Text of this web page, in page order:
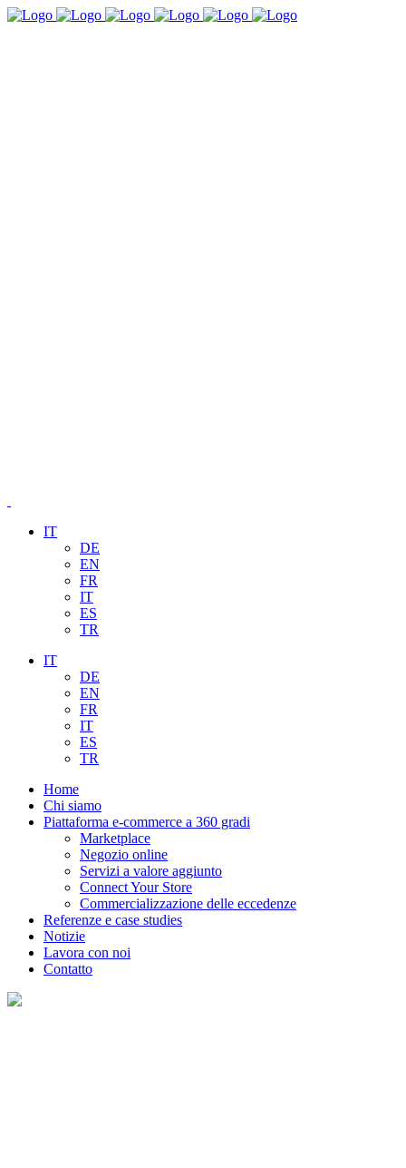
IT
DE
EN
FR
IT
ES
TR
IT
DE
EN
FR
IT
ES
TR
Home
Chi siamo
Piattaforma e-commerce a 360 gradi
Marketplace
Negozio online
Servizi a valore aggiunto
Connect Your Store
Commercializzazione delle eccedenze
Referenze e case studies
Notizie
Lavora con noi
Contatto